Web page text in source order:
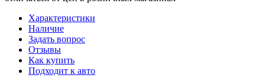
Характеристики
Наличие
Задать вопрос
Отзывы
Как купить
Подходит к авто